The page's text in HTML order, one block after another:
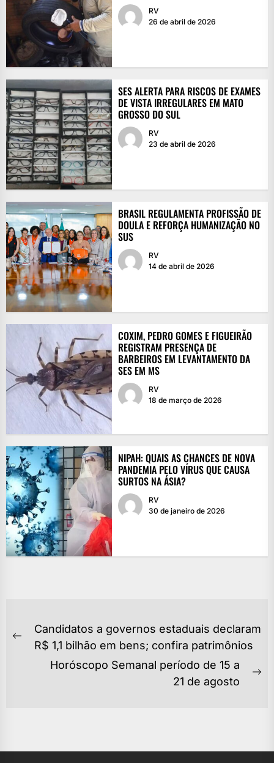
RV
26 de abril de 2026
SES ALERTA PARA RISCOS DE EXAMES
DE VISTA IRREGULARES EM MATO
GROSSO DO SUL
RV
23 de abril de 2026
BRASIL REGULAMENTA PROFISSÃO DE
DOULA E REFORÇA HUMANIZAÇÃO NO
SUS
RV
14 de abril de 2026
COXIM, PEDRO GOMES E FIGUEIRÃO
REGISTRAM PRESENÇA DE
BARBEIROS EM LEVANTAMENTO DA
SES EM MS
RV
18 de março de 2026
NIPAH: QUAIS AS CHANCES DE NOVA
PANDEMIA PELO VÍRUS QUE CAUSA
SURTOS NA ÁSIA?
RV
30 de janeiro de 2026
NAVEGAÇÃO
DEPrevious
Candidatos a governos estaduais declaram
R$ 1,1 bilhão em bens; confira patrimônios
Horóscopo Semanal período de 15 a
21 de agosto